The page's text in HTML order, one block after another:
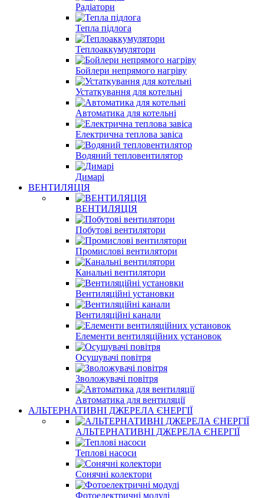
Радіатори
Тепла підлога
Теплоаккумулятори
Бойлери непрямого нагріву
Устаткування для котельні
Автоматика для котельні
Електрична теплова завіса
Водяний тепловентилятор
Димарі
ВЕНТИЛЯЦІЯ
ВЕНТИЛЯЦІЯ
Побутові вентилятори
Промислові вентилятори
Канальні вентилятори
Вентиляційні установки
Вентиляційні канали
Елементи вентиляційних установок
Осушувачі повітря
Зволожувачі повітря
Автоматика для вентиляції
АЛЬТЕРНАТИВНІ ДЖЕРЕЛА ЄНЕРГІЇ
АЛЬТЕРНАТИВНІ ДЖЕРЕЛА ЄНЕРГІЇ
Теплові насоси
Сонячні колектори
Фотоелектричні модулі